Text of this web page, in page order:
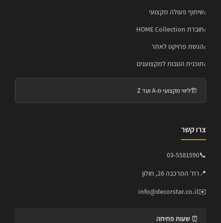
שיתוף פעולה מקצועי
חוברת HOME Collection
הגשת פרויקט לאתר
תוכנית הטבות למקצוענים
🏗️ליווי מקצועי מ-A ועד Z
צרו קשר
📞
03-5581590
📍רח' המרכבה 26, חולון
✉️
info@decorstar.co.il
⏰ שעות פתיחה